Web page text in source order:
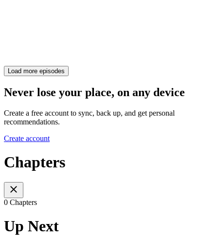
Load more episodes
Never lose your place, on any device
Create a free account to sync, back up, and get personal
recommendations.
Create account
Chapters
0 Chapters
Up Next